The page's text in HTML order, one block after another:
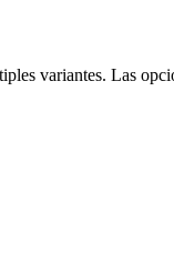
variantes. Las